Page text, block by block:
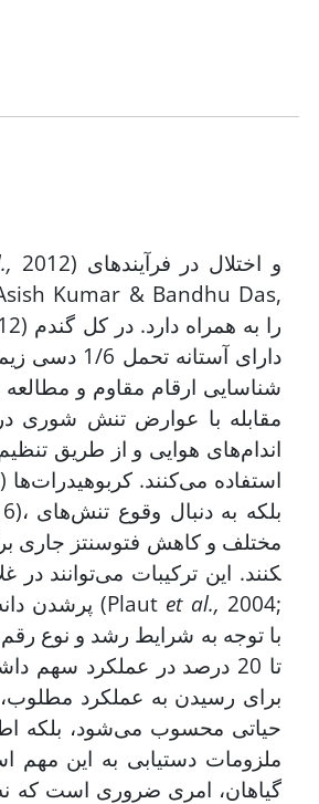
2012) و اختلال در فرآیندهای
2012) را به
دارای
مقابله با عوارض تنش شوری
اندام‌های هوایی و از طریق
2016)، بلکه
مختلف و کاهش فتوسنتز جاری
کنند. این ترکیبات می‌توانند
پرشدن دانه، در ساقه و غلاف برگ تجمع پیدا کنند و در مرحله پرشدن دانه مشارکت داشته باشند (Plaut et al., 2004;
حیاتی محسوب می‌شود، بلکه
ملزومات دست­یابی به این مهم
گیاهان، امری ضروری است که